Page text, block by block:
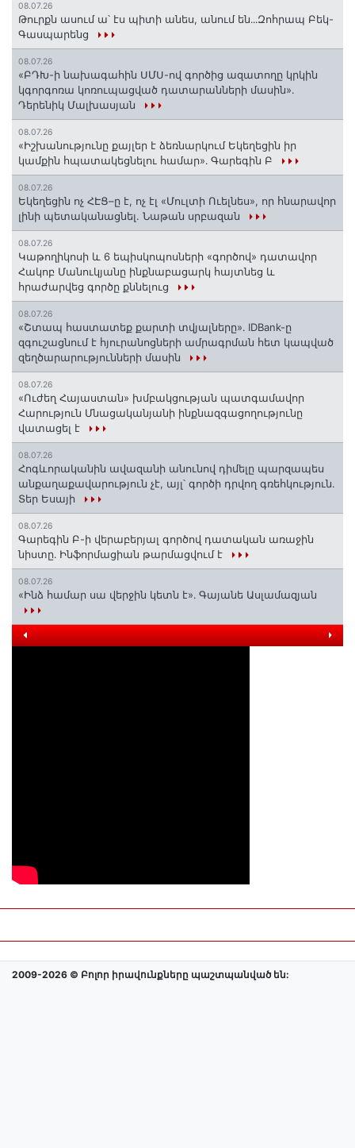
08.07.26
Թուրքն ասում ա՝ էս պիտի անես, անում են․․․Զոհրապ Բեկ-
Գասպարենց
08.07.26
«ԲԴԽ-ի նախագահին ՍՄՍ-ով գործից ազատողը կրկին
կգորգոռա կոռուպացված դատարանների մասին».
Դերենիկ Մալխասյան
08.07.26
«Իշխանությունը քայլեր է ձեռնարկում Եկեղեցին իր
կամքին հպատակեցնելու համար»․ Գարեգին Բ
08.07.26
Եկեղեցին ոչ ՀԷՑ–ը է, ոչ էլ «Մուլտի Ուելնես», որ հնարավոր
լինի պետականացնել. Նաթան սրբազան
08.07.26
️Կաթողիկոսի և 6 եպիսկոպոսների «գործով» դատավոր
Հակոբ Մանուկյանը ինքնաբացարկ հայտնեց և
հրաժարվեց գործը քննելուց
08.07.26
«Շտապ հաստատեք քարտի տվյալները»․ IDBank-ը
զգուշացնում է հյուրանոցների ամրագրման հետ կապված
զեղծարարությունների մասին
08.07.26
«Ուժեղ Հայաստան» խմբակցության պատգամավոր
Հարություն Մնացականյանի ինքնազգացողությունը
վատացել է
08.07.26
Հոգևորականին ավազանի անունով դիմելը պարզապես
անքաղաքավարություն չէ, այլ՝ գործի դրվող գռեհկություն.
Տեր Եսայի
08.07.26
Գարեգին Բ-ի վերաբերյալ գործով դատական առաջին
նիստը․ Ինֆորմացիան թարմացվում է
08.07.26
«Ինձ համար սա վերջին կետն է»․ Գայանե Ասլամազյան
2009-2026 © Բոլոր իրավունքները պաշտպանված են: